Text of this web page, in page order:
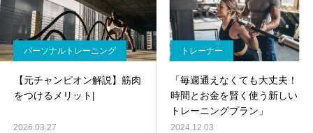
パーソナルトレーニング
【元チャンピオン解説】筋肉
をつけるメリット|
2026.03.27
トレーナー
「毎週通えなくても大丈夫！
時間とお金を賢く使う新しい
トレーニングプラン」
2024.12.03